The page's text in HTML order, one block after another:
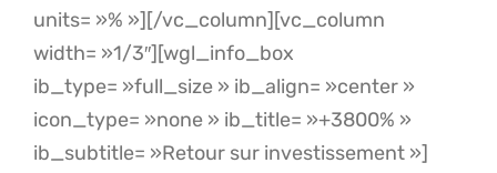
units= »% »][/vc_column][vc_column
width= »1/3″][wgl_info_box
ib_type= »full_size » ib_align= »center »
icon_type= »none » ib_title= »+3800% »
ib_subtitle= »Retour sur investissement »]